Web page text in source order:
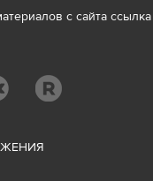
с сайта